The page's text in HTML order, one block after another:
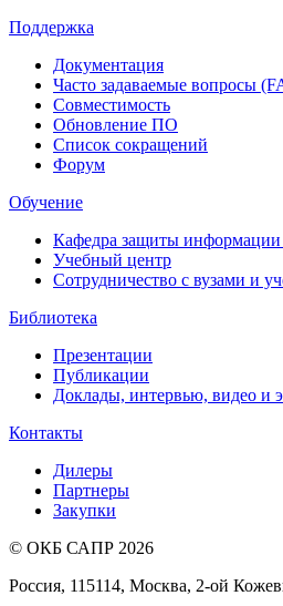
Поддержка
Документация
Часто задаваемые вопросы
Совместимость
Обновление ПО
Список сокращений
Форум
Обучение
Кафедра защиты
Учебный центр
Сотрудничество с вузами и
Библиотека
Презентации
Публикации
Доклады, интервью, видео и
Контакты
Дилеры
Партнеры
Закупки
© ОКБ САПР 2026
Россия, 115114, Москва, 2-ой